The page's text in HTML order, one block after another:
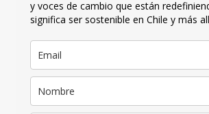
y voces de cambio que están
significa ser sostenible en Chile y más